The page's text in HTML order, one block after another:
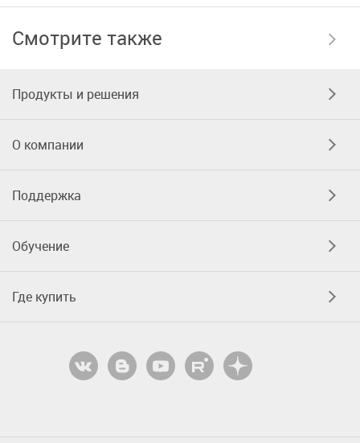
Смотрите также
Продукты и решения
О компании
Поддержка
Обучение
Где купить